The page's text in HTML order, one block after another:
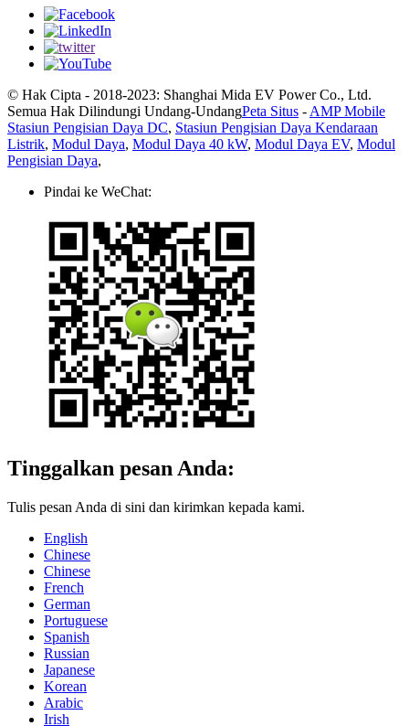
© Hak Cipta - 2018-2023: Shanghai Mida EV Power Co., Ltd.
Semua Hak Dilindungi Undang-UndangPeta Situs - AMP Mobile
Stasiun Pengisian Daya DC, Stasiun Pengisian Daya Kendaraan
Listrik, Modul Daya, Modul Daya 40 kW, Modul Daya EV, Modul
Pengisian Daya,
Pindai ke WeChat:
Tinggalkan pesan Anda:
Tulis pesan Anda di sini dan kirimkan kepada kami.
English
Chinese
Chinese
French
German
Portuguese
Spanish
Russian
Japanese
Korean
Arabic
Irish